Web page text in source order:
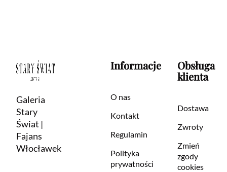
Galeria
Stary
Świat |
Fajans
Włocławek
Informacje
O nas
Kontakt
Regulamin
Polityka
prywatności
Obsługa
klienta
Dostawa
Zwroty
Zmień
zgody
cookies